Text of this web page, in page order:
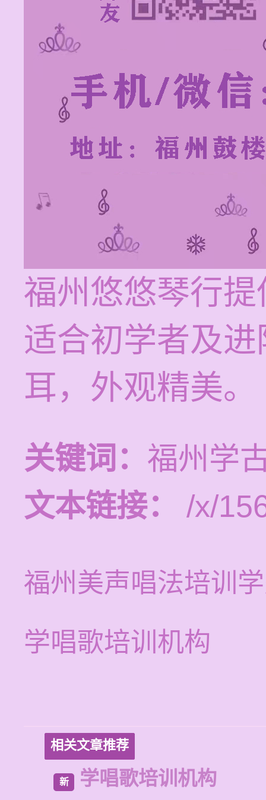
福州悠悠琴行
适合初学者及
耳，外观精美。
关键词： 福州学
文本链接：
/x/
福州美声唱法培训
学唱歌培训机构
相关文章推荐
新 学唱歌培训机构